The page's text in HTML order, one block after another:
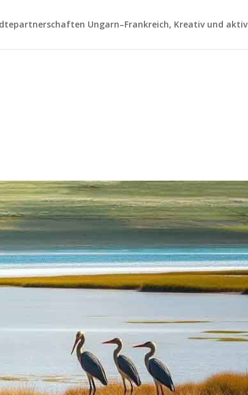
Ungarn–Frankreich, Kreativ und aktiv